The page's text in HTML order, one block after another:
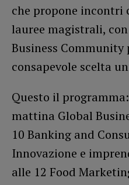
che propone incontri
lauree magistrali,
Business Community
consapevole scelta
Questo il
mattina Global
10 Banking and
Innovazione e
alle 12 Food